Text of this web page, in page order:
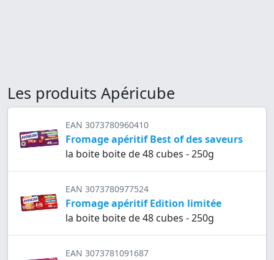
Les produits Apéricube
EAN 3073780960410
Fromage apéritif Best of des saveurs
la boite boite de 48 cubes - 250g
EAN 3073780977524
Fromage apéritif Edition limitée
la boite boite de 48 cubes - 250g
EAN 3073781091687